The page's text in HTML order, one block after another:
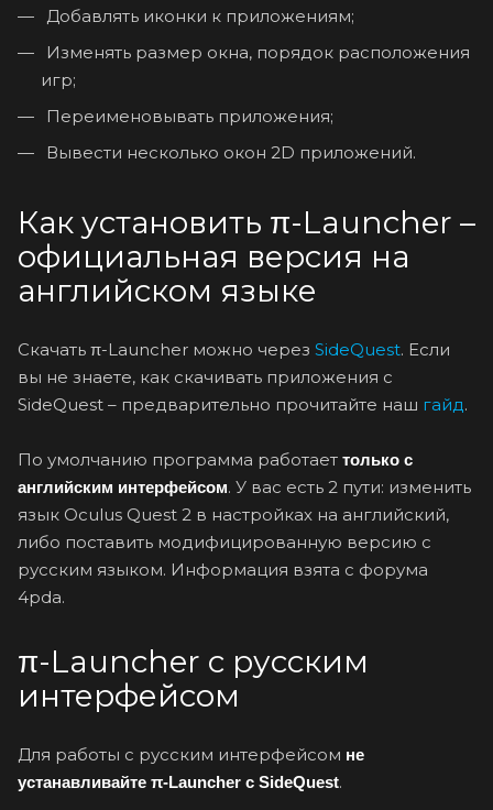
Добавлять иконки к приложениям;
Изменять размер окна, порядок расположения
игр;
Переименовывать приложения;
Вывести несколько окон 2D приложений.
Как установить π-Launcher –
официальная версия на
английском языке
Скачать π-Launcher можно через SideQuest. Если
вы не знаете, как скачивать приложения с
SideQuest – предварительно прочитайте наш гайд.
По умолчанию программа работает только с
английским интерфейсом. У вас есть 2 пути: изменить
язык Oculus Quest 2 в настройках на английский,
либо поставить модифицированную версию с
русским языком. Информация взята с форума
4pda.
π-Launcher с русским
интерфейсом
Для работы с русским интерфейсом не
устанавливайте π-Launcher с SideQuest.